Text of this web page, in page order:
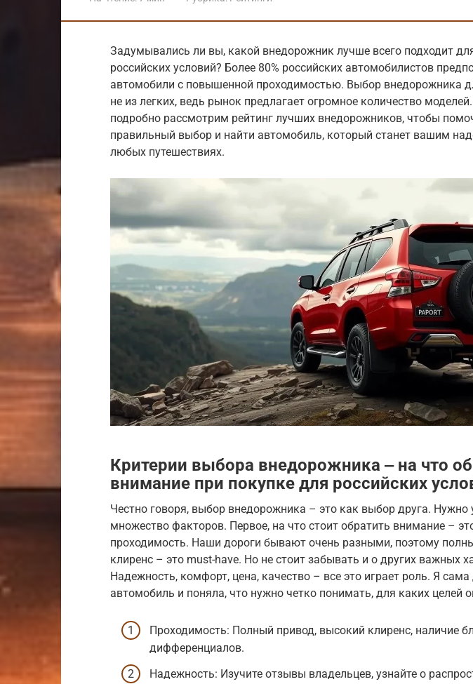
Задумывались ли вы, какой внедорожник лучше всего подходит
российских условий? Более 80% российских автомобилистов
автомобили с повышенной проходимостью. Выбор внедорожника
не из легких, ведь рынок предлагает огромное количество
подробно рассмотрим рейтинг лучших внедорожников, чтобы
правильный выбор и найти автомобиль, который станет вашим
любых путешествиях.
Критерии выбора внедорожника ‒ на что
внимание при покупке для российских
Честно говоря, выбор внедорожника – это как выбор друга. Нужно
множество факторов. Первое, на что стоит обратить внимание –
проходимость. Наши дороги бывают очень разными, поэтому
клиренс – это must-have. Но не стоит забывать и о других важных
Надежность, комфорт, цена, качество – все это играет роль. Я
автомобиль и поняла, что нужно четко понимать, для каких целей
Проходимость: Полный привод, высокий клиренс, наличие
дифференциалов.
Надежность: Изучите отзывы владельцев, узнайте о